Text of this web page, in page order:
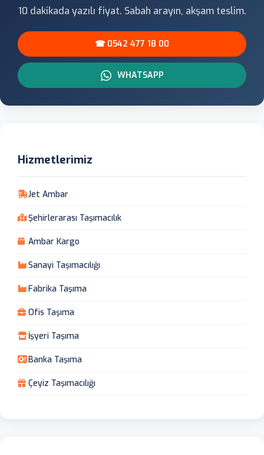
10 dakikada yazılı fiyat. Sabah arayın, akşam teslim.
☎ 0542 477 18 00
WHATSAPP
Hizmetlerimiz
Jet Ambar
Şehirlerarası Taşımacılık
Ambar Kargo
Sanayi Taşımacılığı
Fabrika Taşıma
Ofis Taşıma
İşyeri Taşıma
Banka Taşıma
Çeyiz Taşımacılığı